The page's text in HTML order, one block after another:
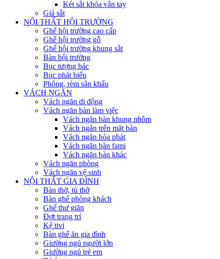
Két sắt khóa vân tay
Giá sắt
NỘI THẤT HỘI TRƯỜNG
Ghế hội trường cao cấp
Ghế hội trường gỗ
Ghế hội trường khung sắt
Bàn hội trường
Bục tượng bác
Bục phát biểu
Phông, rèm sân khấu
VÁCH NGĂN
Vách ngăn di động
Vách ngăn bàn làm việc
Vách ngăn bàn khung nhôm
Vách ngăn trên mặt bàn
Vách ngăn hòa phát
Vách ngăn bàn fami
Vách ngăn bàn khác
Vách ngăn phòng
Vách ngăn vệ sinh
NỘI THẤT GIA ĐÌNH
Bàn thờ, tủ thờ
Bàn ghế phòng khách
Ghế thư giãn
Đợt trang trí
Kệ tivi
Bàn ghế ăn gia đình
Giường ngủ người lớn
Giường ngủ trẻ em